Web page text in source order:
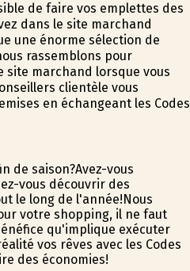
de faire vos emplettes des
dans le site marchand
une énorme sélection de
rassemblons pour
site marchand lorsque vous
clientèle vous
en échangeant les Codes
de saison?Avez-vous
vous découvrir des
le long de l'année!Nous
votre shopping, il ne faut
qu'implique exécuter
vos rêves avec les Codes
des économies!